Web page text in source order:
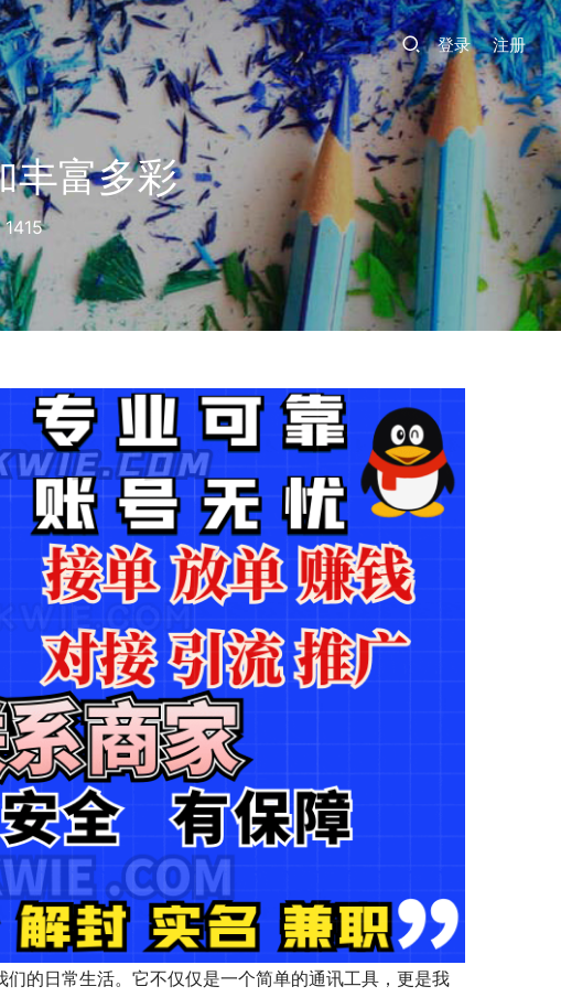
登录 注册
丰富多彩
1415
的日常生活。它不仅仅是一个简单的通讯工具，更是我